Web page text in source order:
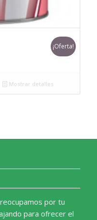
¡Oferta!
Mostrar detalles
por tu
para ofrecer el